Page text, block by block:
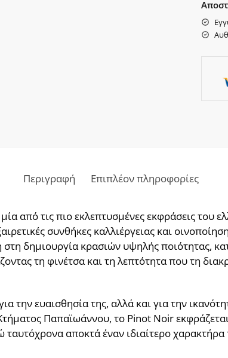
Περιγραφή Επιπλέον πληροφορίες
από τις πιο εκλεπτυσμένες εκφράσεις του
συνθήκες καλλιέργειας και
δημιουργία κρασιών υψηλής ποιότητας,
τη φινέτσα και τη λεπτότητα που τη
την ευαισθησία της, αλλά και για την
Παπαϊωάννου, το Pinot Noir
ταυτόχρονα αποκτά έναν ιδιαίτερο